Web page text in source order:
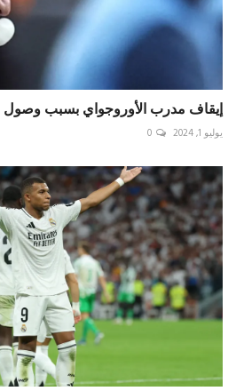
إيقاف مدرب الأوروجواي بسبب وصول
يوليو 1, 2024 0